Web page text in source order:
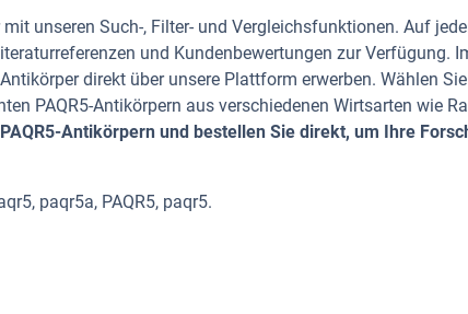
unseren Such-, Filter- und Vergleichsfunktionen. Auf
und Kundenbewertungen zur Verfügung.
direkt über unsere Plattform erwerben. Wählen
PAQR5-Antikörpern aus verschiedenen Wirtsarten wie
Antikörpern und bestellen Sie direkt, um Ihre
paqr5a, PAQR5, paqr5.